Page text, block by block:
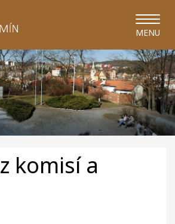
MENU
z komisí a